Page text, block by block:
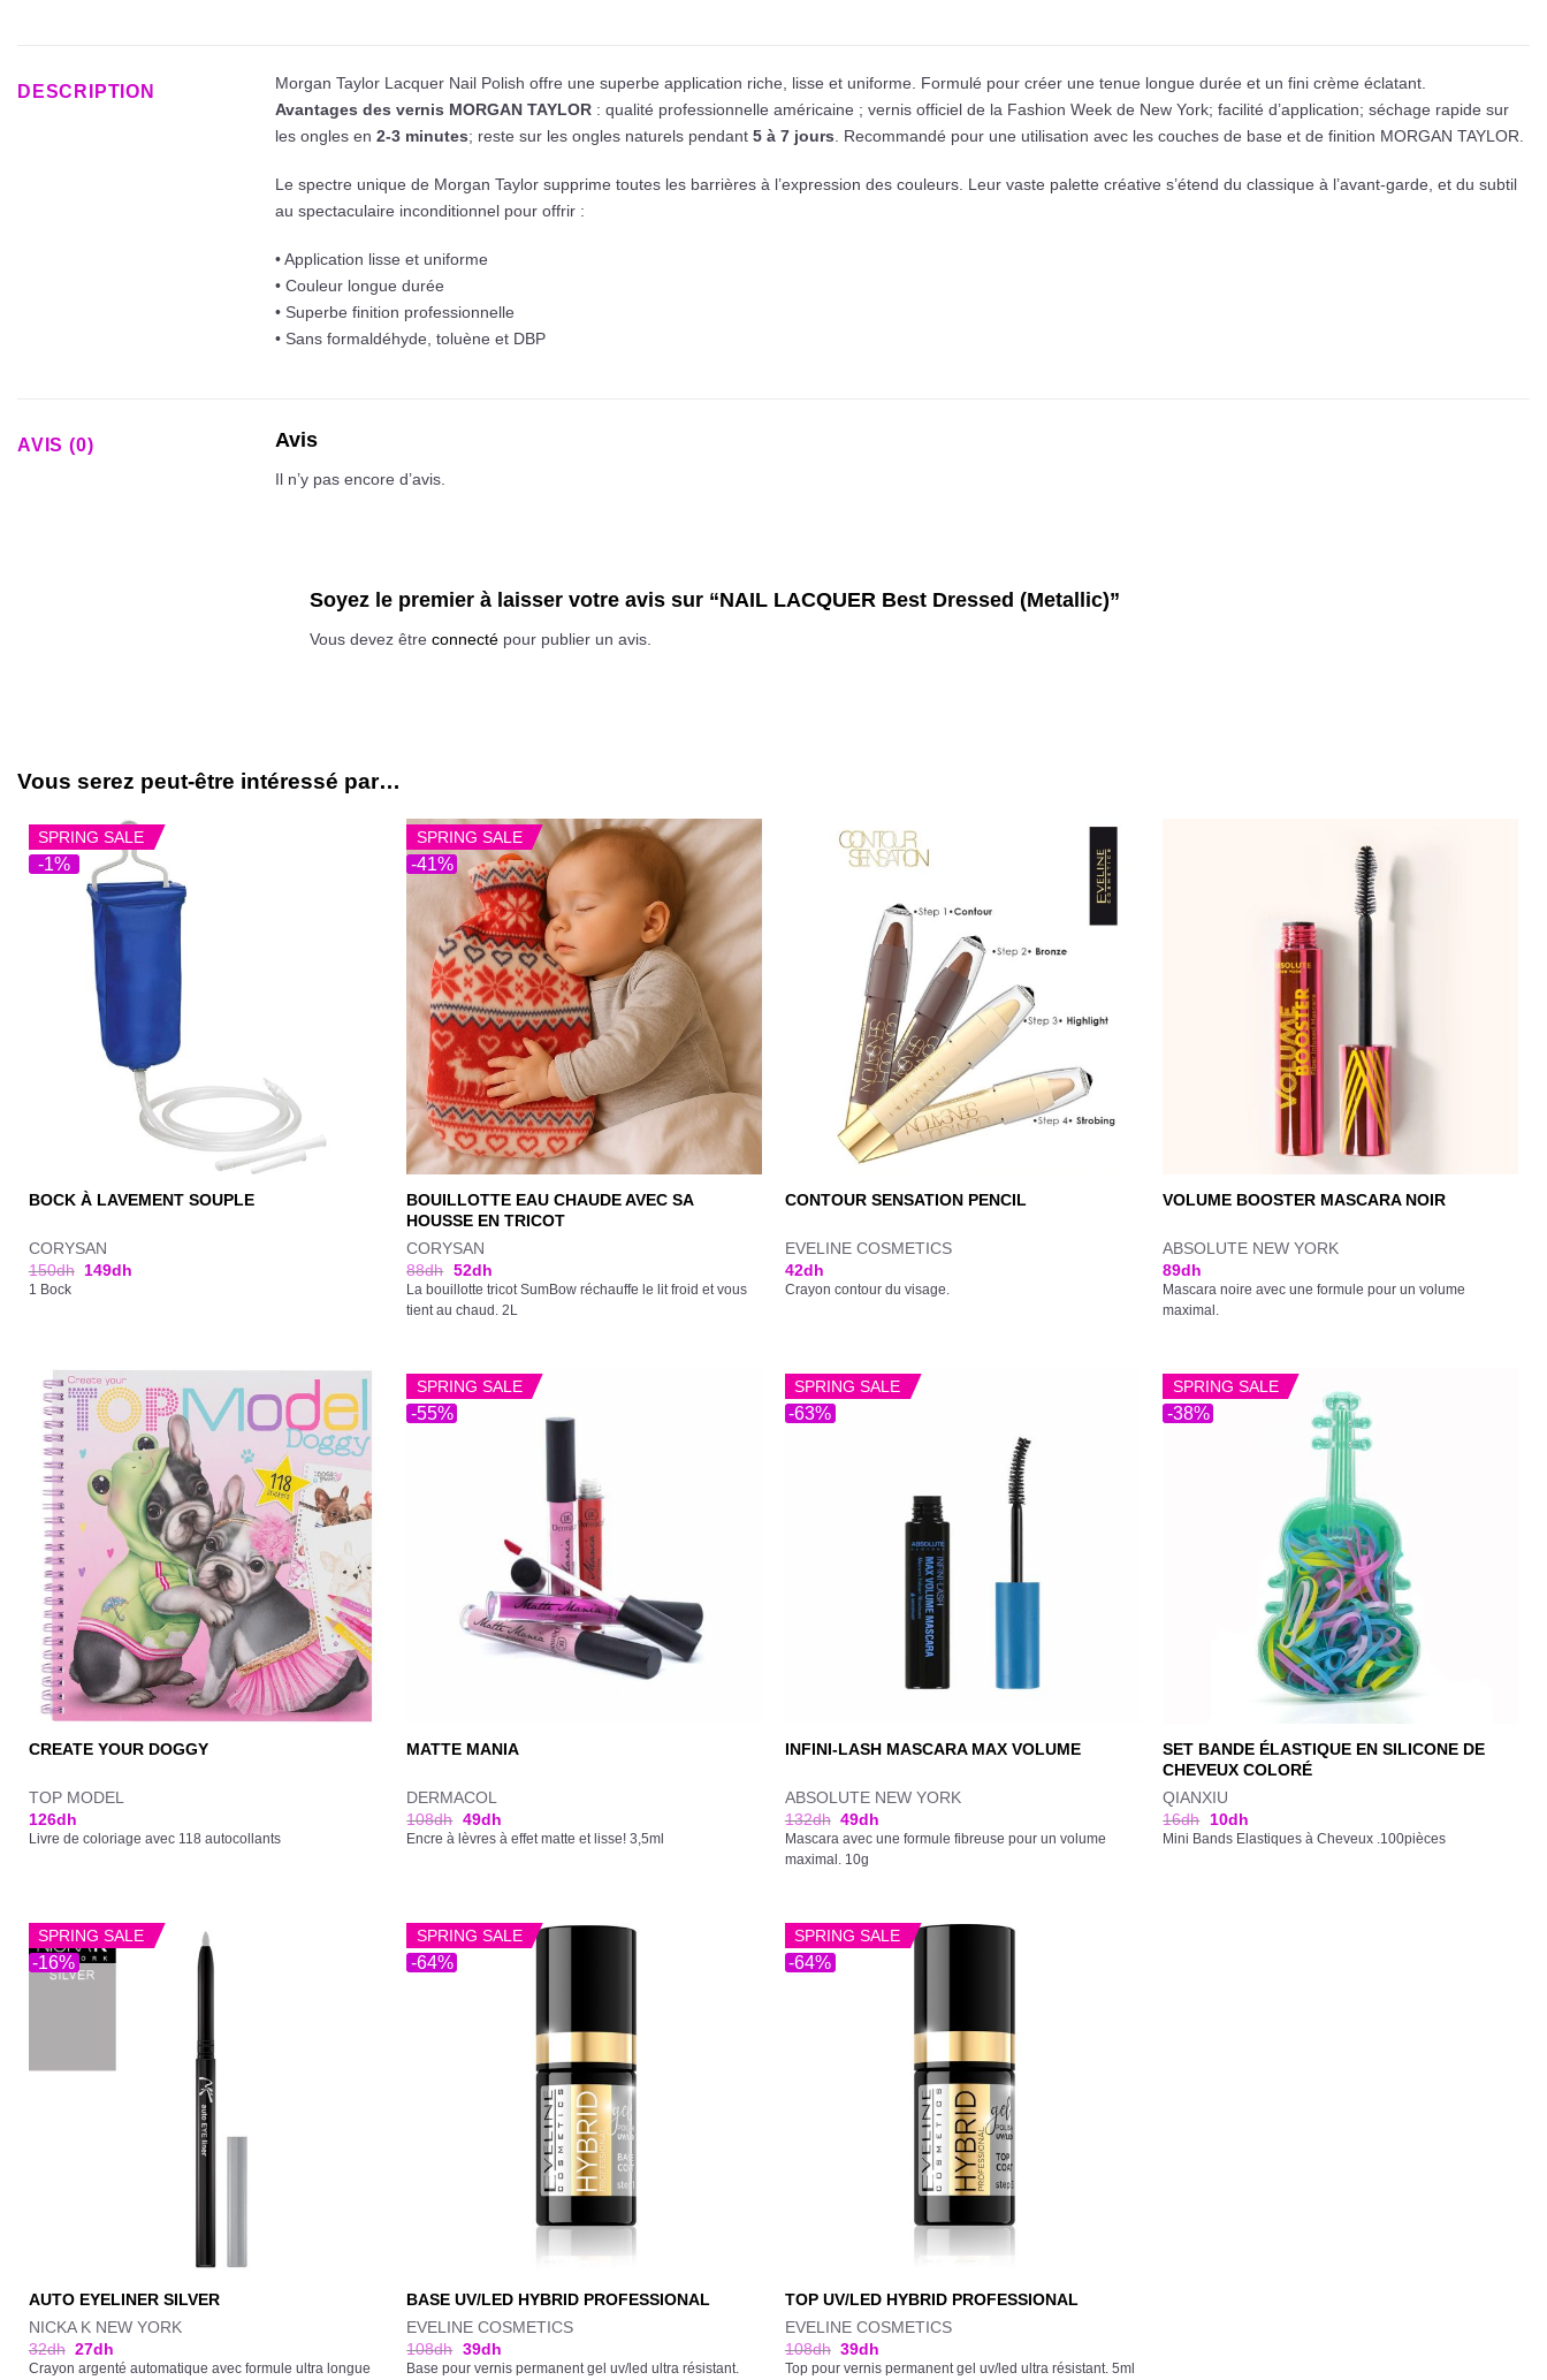
DESCRIPTION
Morgan Taylor Lacquer Nail Polish offre une superbe application riche, lisse et uniforme. Formulé pour créer une tenue longue durée et un fini crème éclatant.
Avantages des vernis MORGAN TAYLOR : qualité professionnelle américaine ; vernis officiel de la Fashion Week de New York; facilité d’application; séchage rapide sur
les ongles en 2-3 minutes; reste sur les ongles naturels pendant 5 à 7 jours . Recommandé pour une utilisation avec les couches de base et de finition MORGAN TAYLOR.
Le spectre unique de Morgan Taylor supprime toutes les barrières à l’expression des couleurs. Leur vaste palette créative s’étend du classique à l’avant-garde, et du subtil
au spectaculaire inconditionnel pour offrir :
• Application lisse et uniforme
• Couleur longue durée
• Superbe finition professionnelle
• Sans formaldéhyde, toluène et DBP
AVIS (0) Avis
Il n’y pas encore d’avis.
Soyez le premier à laisser votre avis sur “NAIL LACQUER Best Dressed (Metallic)”
Vous devez être connecté pour publier un avis.
Vous serez peut-être intéressé par…
-1%
SPRING SALE
BOCK À LAVEMENT SOUPLE
CORYSAN
150dh 149dh
1 Bock
-41%
SPRING SALE
BOUILLOTTE EAU CHAUDE AVEC SA
HOUSSE EN TRICOT
CORYSAN
88dh 52dh
La bouillotte tricot SumBow réchauffe le lit froid et vous
tient au chaud. 2L
CONTOUR SENSATION PENCIL
EVELINE COSMETICS
42dh
Crayon contour du visage.
VOLUME BOOSTER MASCARA NOIR
ABSOLUTE NEW YORK
89dh
Mascara noire avec une formule pour un volume
maximal.
CREATE YOUR DOGGY
TOP MODEL
126dh
Livre de coloriage avec 118 autocollants
-55%
SPRING SALE
MATTE MANIA
DERMACOL
108dh 49dh
Encre à lèvres à effet matte et lisse! 3,5ml
-63%
SPRING SALE
INFINI-LASH MASCARA MAX VOLUME
ABSOLUTE NEW YORK
132dh 49dh
Mascara avec une formule fibreuse pour un volume
maximal. 10g
-38%
SPRING SALE
SET BANDE ÉLASTIQUE EN SILICONE DE
CHEVEUX COLORÉ
QIANXIU
16dh 10dh
Mini Bands Elastiques à Cheveux .100pièces
-16%
SPRING SALE
AUTO EYELINER SILVER
NICKA K NEW YORK
32dh 27dh
Crayon argenté automatique avec formule ultra longue
-64%
SPRING SALE
BASE UV/LED HYBRID PROFESSIONAL
EVELINE COSMETICS
108dh 39dh
Base pour vernis permanent gel uv/led ultra résistant.
-64%
SPRING SALE
TOP UV/LED HYBRID PROFESSIONAL
EVELINE COSMETICS
108dh 39dh
Top pour vernis permanent gel uv/led ultra résistant. 5ml